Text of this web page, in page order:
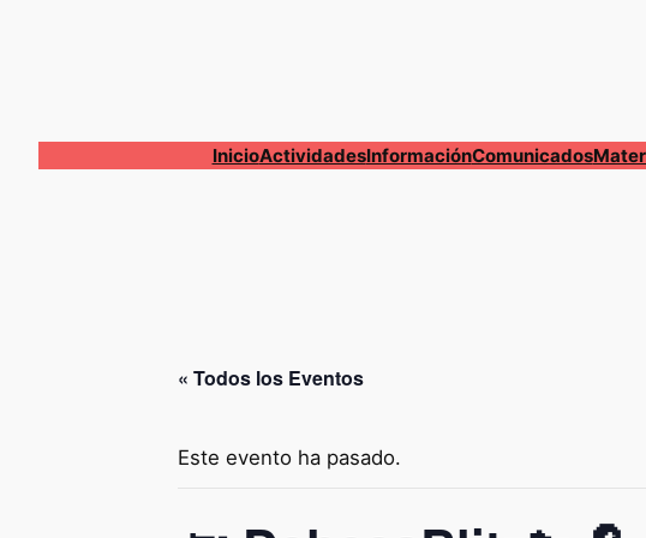
InicioActividadesInformaciónComunicados
« Todos los Eventos
Este evento ha pasado.